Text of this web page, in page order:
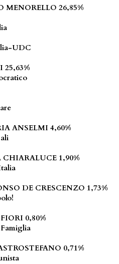
MENORELLO 26,85%
UDC
25,63%
ANSELMI 4,60%
1,90%
DE CRESCENZO 1,73%
0,80%
0,71%